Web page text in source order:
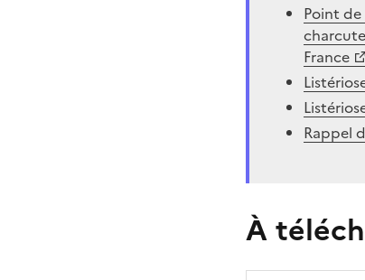
Point
France
Rappel
À